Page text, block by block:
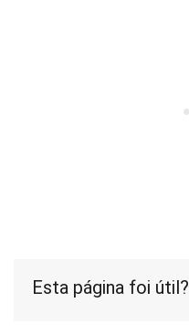
Esta página foi útil?